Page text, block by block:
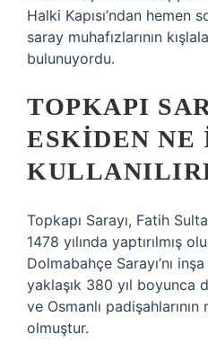
Halki Kapısı’ndan hemen
saray muhafızlarının
bulunuyordu.
TOPKAPI
ESKIDEN NE
Topkapı Sarayı, Fatih
1478 yılında yaptırılmış
Dolmabahçe Sarayı’nı
yaklaşık 380 yıl boyunca
ve Osmanlı
olmuştur.